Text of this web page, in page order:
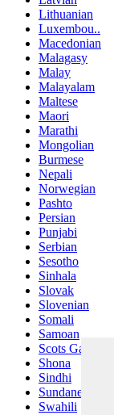
Lithuanian
Luxembou..
Macedonian
Malagasy
Malay
Malayalam
Maltese
Maori
Marathi
Mongolian
Burmese
Nepali
Norwegian
Pashto
Persian
Punjabi
Serbian
Sesotho
Sinhala
Slovak
Slovenian
Somali
Samoan
Scots Gaelic
Shona
Sindhi
Sundanese
Swahili